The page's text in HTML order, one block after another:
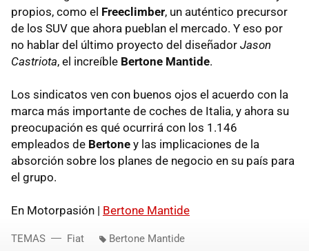
propios, como el Freeclimber, un auténtico precursor
de los SUV que ahora pueblan el mercado. Y eso por
no hablar del último proyecto del diseñador Jason
Castriota, el increíble Bertone Mantide.
Los sindicatos ven con buenos ojos el acuerdo con la
marca más importante de coches de Italia, y ahora su
preocupación es qué ocurrirá con los 1.146
empleados de Bertone y las implicaciones de la
absorción sobre los planes de negocio en su país para
el grupo.
En Motorpasión | Bertone Mantide
TEMAS Fiat Bertone Mantide